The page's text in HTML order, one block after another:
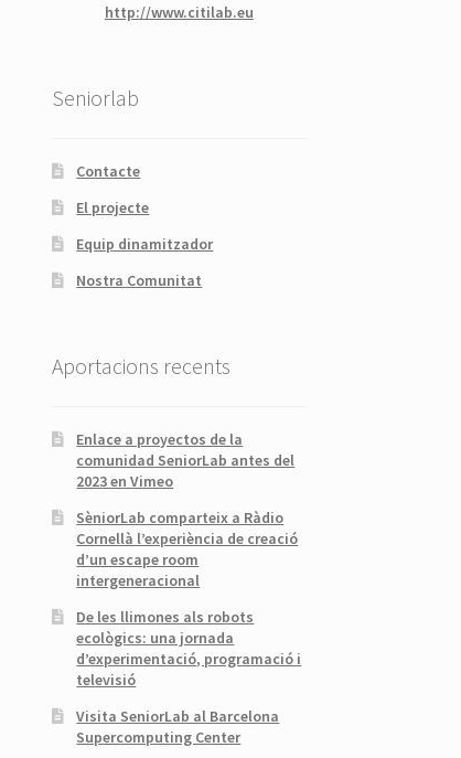
http://www.citilab.eu
Seniorlab
Contacte
El projecte
Equip dinamitzador
Nostra Comunitat
Aportacions recents
Enlace a proyectos de la
comunidad SeniorLab antes del
2023 en Vimeo
SèniorLab comparteix a Ràdio
Cornellà l’experiència de creació
d’un escape room
intergeneracional
De les llimones als robots
ecològics: una jornada
d’experimentació, programació i
televisió
Visita SeniorLab al Barcelona
Supercomputing Center